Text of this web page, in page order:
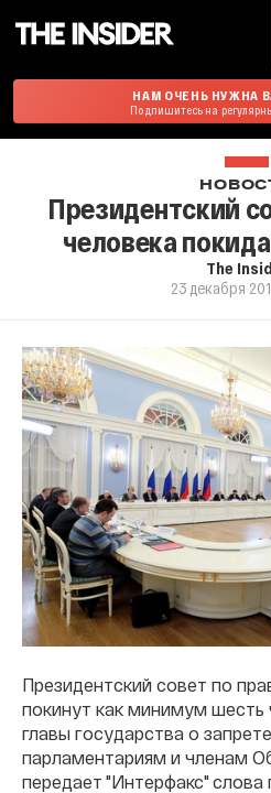
НАМ ОЧЕНЬ НУЖНА
Подпишитесь на
Президентский
человека
The
23 декабря
Президентский совет по
покинут как минимум шесть
главы государства о
парламентариям и членам
передает "Интерфакс"